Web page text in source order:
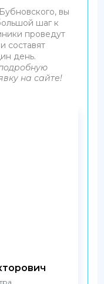
вы
шаг к
проведут
составят
день.
на сайте!